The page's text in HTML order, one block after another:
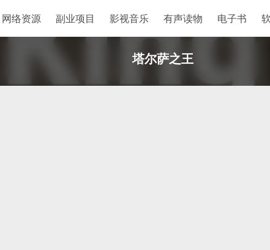
网络资源 副业项目 影视音乐 有声读物 电子书
塔尔萨之王